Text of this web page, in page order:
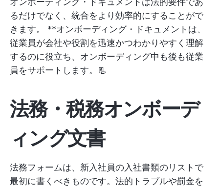
るだけでなく、統合をより効率的にすることがで
きます。 **オンボーディング・ドキュメントは、
従業員が会社や役割を迅速かつわかりやすく理解
するのに役立ち、オンボーディング中も後も従業
員をサポートします。📃
法務・税務オンボーデ
ィング文書
法務フォームは、新入社員の入社書類のリストで
最初に書くべきものです。法的トラブルや罰金を